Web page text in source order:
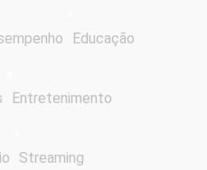
Educação
Entretenimento
Streaming